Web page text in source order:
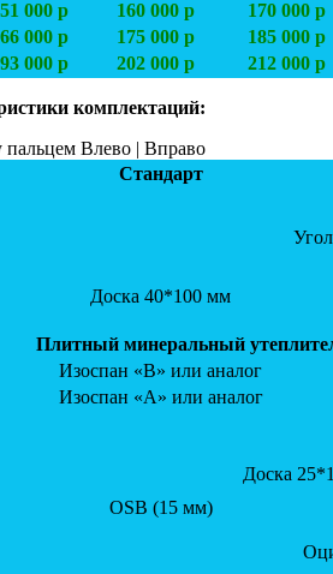
000 р 160 000 р
170 000 р
000 р 175 000 р
185 000 р
000 р 202 000 р 212 000 р
комплектаций:
пальцем Влево | Вправо
Стандарт
Доска 40*100 мм
Плитный минеральный
Изоспан «В» или аналог
Изоспан «А» или аналог
Доска
OSB (15 мм)